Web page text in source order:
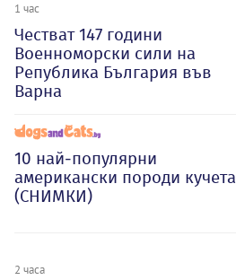
1 час
Честват 147 години
Военноморски сили на
Република България във
Варна
10 най-популярни
американски породи кучета
(СНИМКИ)
2 часа